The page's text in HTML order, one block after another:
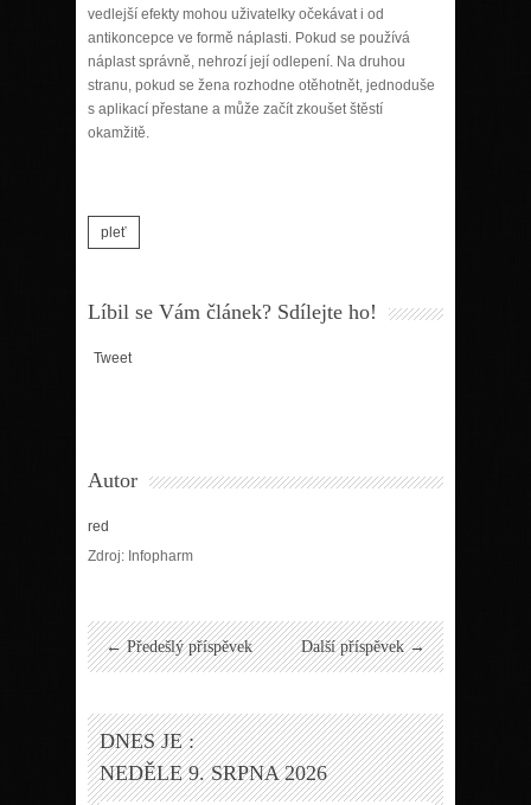
vedlejší efekty mohou uživatelky očekávat i od
antikoncepce ve formě náplasti. Pokud se používá
náplast správně, nehrozí její odlepení. Na druhou
stranu, pokud se žena rozhodne otěhotnět, jednoduše
s aplikací přestane a může začít zkoušet štěstí
okamžitě.
pleť
Líbil se Vám článek? Sdílejte ho!
Tweet
Autor
red
Zdroj: Infopharm
← Předešlý příspěvek Další příspěvek →
DNES JE :
NEDĚLE 9. SRPNA 2026